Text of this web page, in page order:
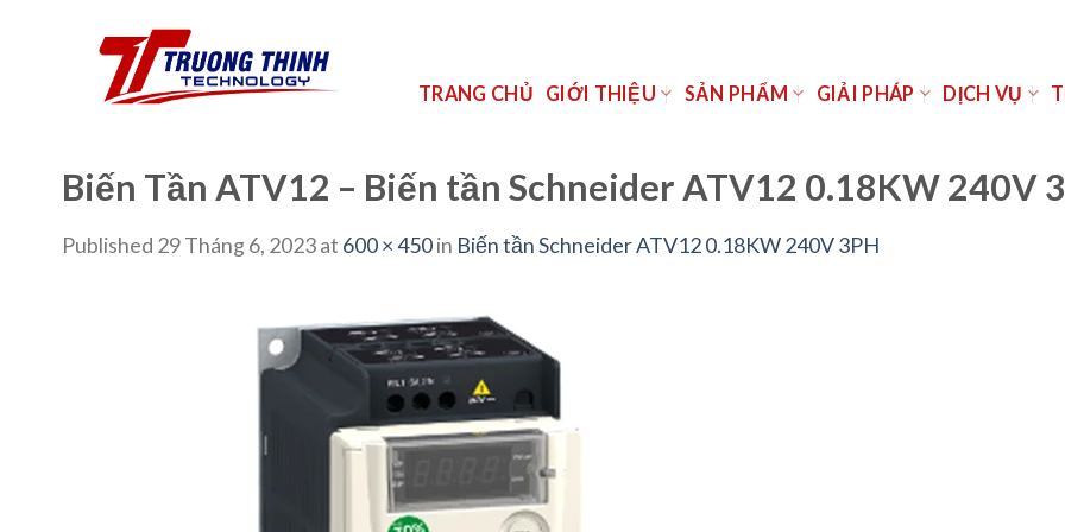
TRANG CHỦ GIỚI THIỆU SẢN PHẨM GIẢI PHÁP DỊCH VỤ
Biến Tần ATV12 – Biến tần Schneider ATV12 0.18KW 240V
Published 29 Tháng 6, 2023at 600 × 450in Biến tần Schneider ATV12 0.18KW 240V 3PH